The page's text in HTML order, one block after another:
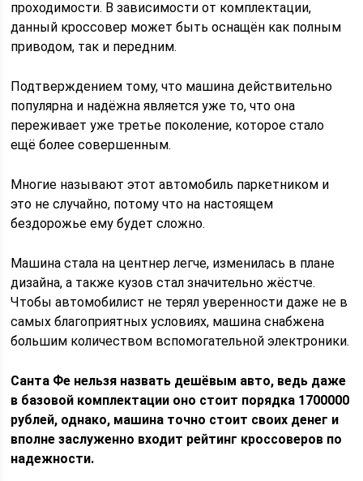
проходимости. В зависимости от комплектации,
данный кроссовер может быть оснащён как полным
приводом, так и передним.
Подтверждением тому, что машина действительно
популярна и надёжна является уже то, что она
переживает уже третье поколение, которое стало
ещё более совершенным.
Многие называют этот автомобиль паркетником и
это не случайно, потому что на настоящем
бездорожье ему будет сложно.
Машина стала на центнер легче, изменилась в плане
дизайна, а также кузов стал значительно жёстче.
Чтобы автомобилист не терял уверенности даже не в
самых благоприятных условиях, машина снабжена
большим количеством вспомогательной электроники.
Санта Фе нельзя назвать дешёвым авто, ведь даже
в базовой комплектации оно стоит порядка 1700000
рублей, однако, машина точно стоит своих денег и
вполне заслуженно входит рейтинг кроссоверов по
надежности.